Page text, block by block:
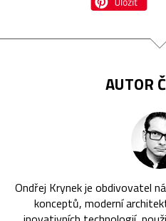
AUTOR
Ondřej Krynek je obdivovatel
konceptů, moderní